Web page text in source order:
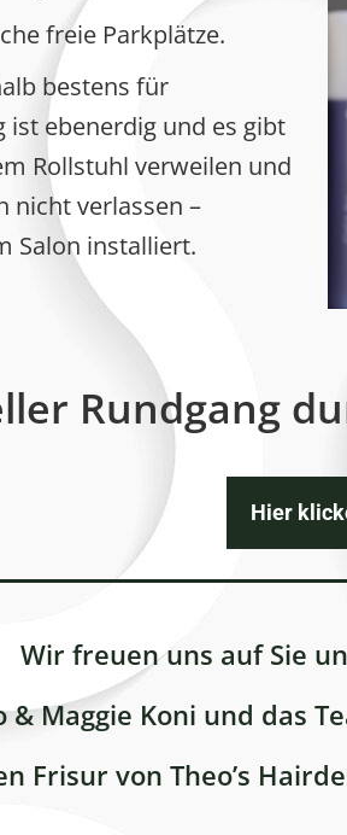
freie Parkplätze.
bestens für
ist ebenerdig und es gibt
Rollstuhl verweilen und
nicht verlassen –
Salon installiert.
Rundgang
Hier
Wir freuen uns auf Sie
& Maggie Koni und das
Frisur von Theo’s